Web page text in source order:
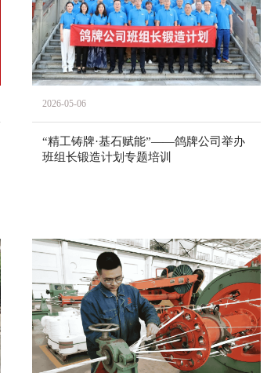
2026-05-06
“精工铸牌·基石赋能”——鸽牌公司举办
班组长锻造计划专题培训